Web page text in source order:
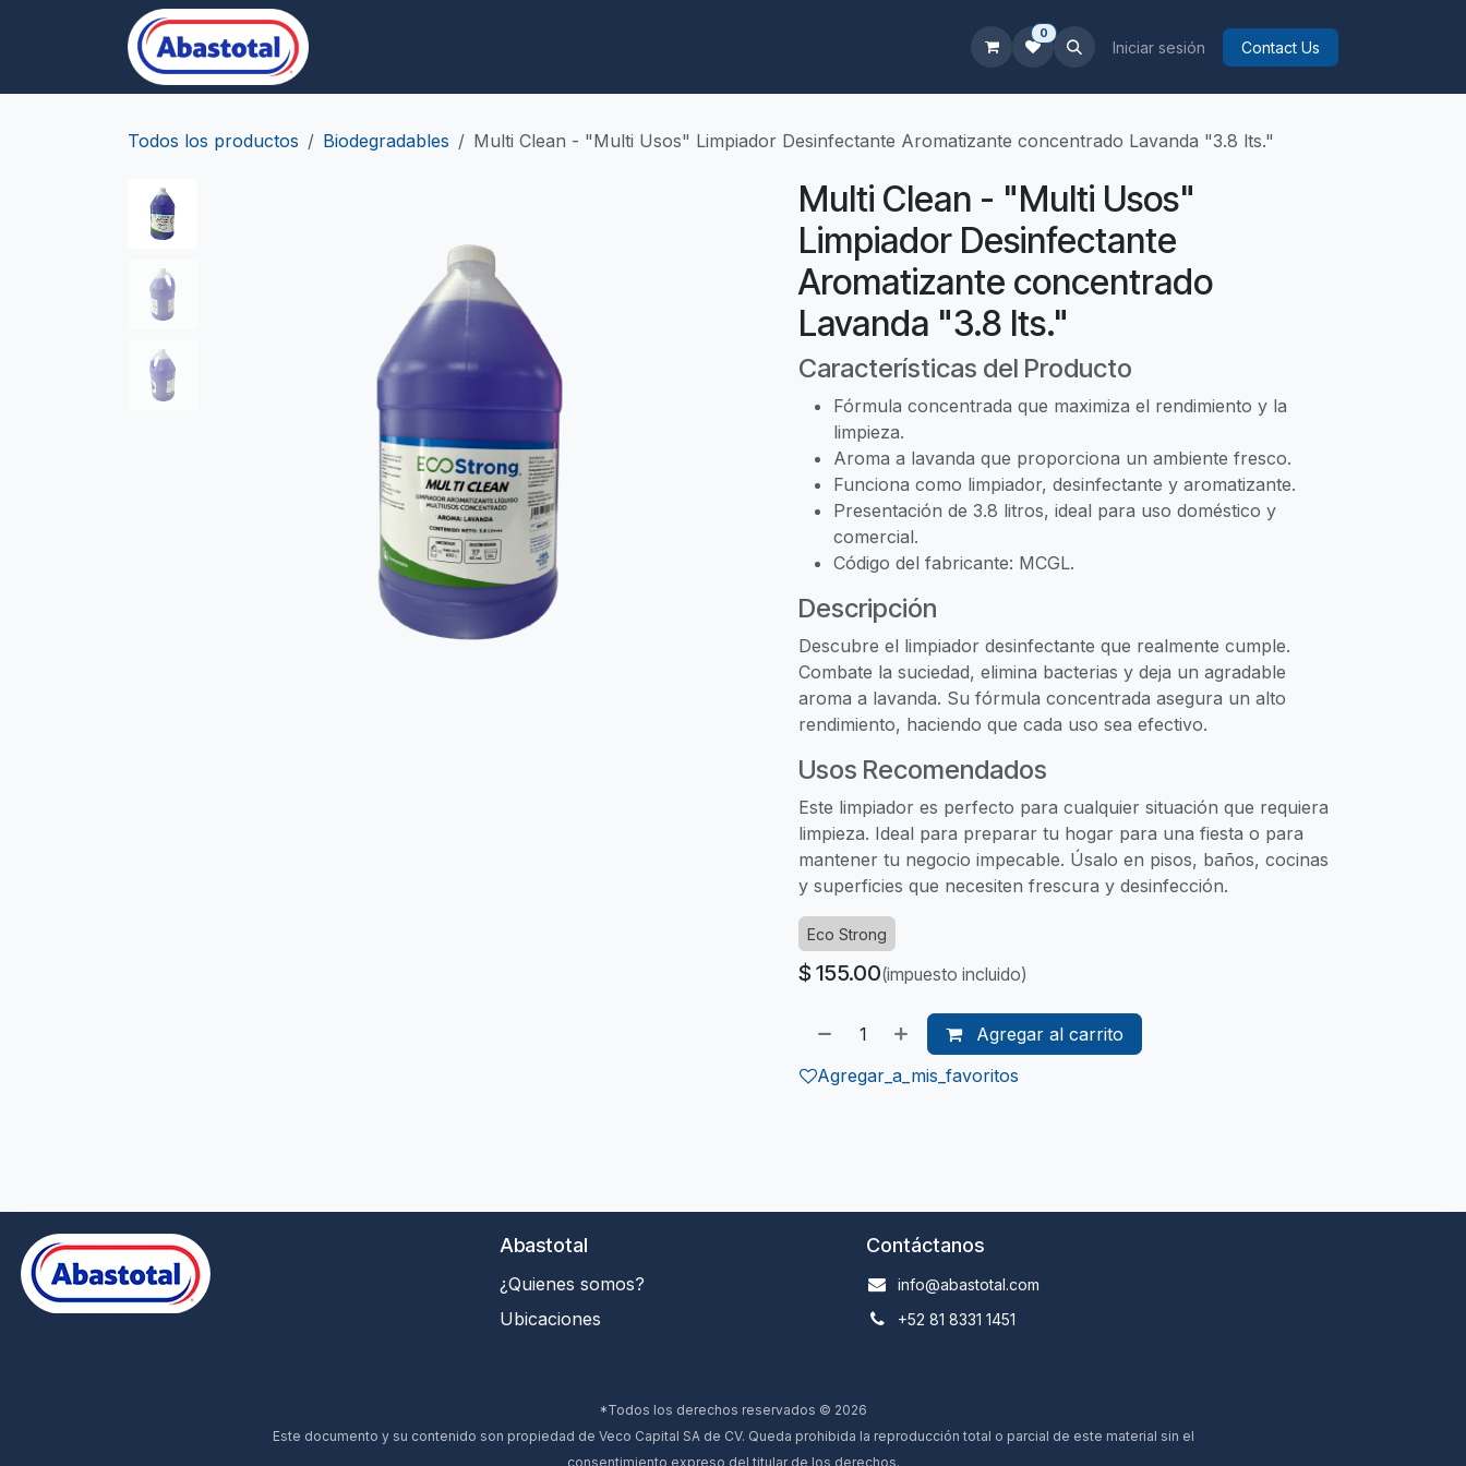
0
Iniciar sesión Contact Us
Todos los productos Biodegradables Multi Clean - "Multi Usos" Limpiador Desinfectante Aromatizante concentrado Lavanda "3.8 lts."
Multi Clean - "Multi Usos"
Limpiador Desinfectante
Aromatizante concentrado
Lavanda "3.8 lts."
Características del Producto
Fórmula concentrada que maximiza el rendimiento y la
limpieza.
Aroma a lavanda que proporciona un ambiente fresco.
Funciona como limpiador, desinfectante y aromatizante.
Presentación de 3.8 litros, ideal para uso doméstico y
comercial.
Código del fabricante: MCGL.
Descripción
Descubre el limpiador desinfectante que realmente cumple.
Combate la suciedad, elimina bacterias y deja un agradable
aroma a lavanda. Su fórmula concentrada asegura un alto
rendimiento, haciendo que cada uso sea efectivo.
Usos Recomendados
Este limpiador es perfecto para cualquier situación que requiera
limpieza. Ideal para preparar tu hogar para una fiesta o para
mantener tu negocio impecable. Úsalo en pisos, baños, cocinas
y superficies que necesiten frescura y desinfección.
Eco Strong
$ 155.00(impuesto incluido)
Agregar al carrito
Agregar_a_mis_favoritos
*Todos los derechos reservados © 2026
Este documento y su contenido son propiedad de Veco Capital SA de CV. Queda prohibida la reproducción total o parcial de este material sin el
consentimiento expreso del titular de los derechos.
Abastotal
¿Quienes somos?
Ubicaciones
Contáctanos
info@abastotal.com
+52 81 8331 1451